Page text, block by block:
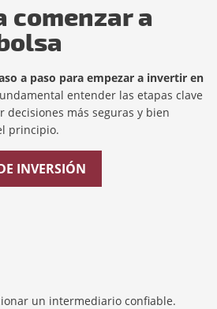
comenzar a
a paso para empezar a invertir en
entender las etapas clave
decisiones más seguras y bien
principio.
INVERSIÓN
un intermediario confiable.